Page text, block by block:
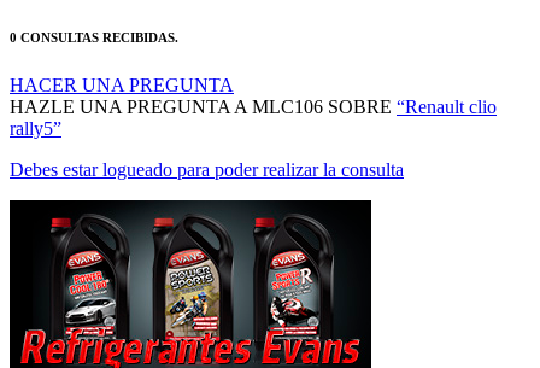
0 CONSULTAS RECIBIDAS.
HACER UNA PREGUNTA
HAZLE UNA PREGUNTA A MLC106 SOBRE “Renault clio
rally5”
Debes estar logueado para poder realizar la consulta